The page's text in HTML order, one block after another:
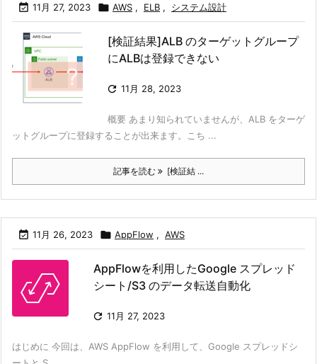
 11月 27, 2023  AWS , ELB , システム設計
[検証結果]ALB のターゲットグループ
にALBは登録できない
 11月 28, 2023
概要 あまり知られていませんが、ALB をターゲ
ットグループに登録することが出来ます。こち ...
記事を読む [検証結 ...
 11月 26, 2023  AppFlow , AWS
AppFlowを利用したGoogle スプレッド
シート/S3 のデータ転送自動化
 11月 27, 2023
はじめに 今回は、AWS AppFlow を利用して、Google スプレッドシ